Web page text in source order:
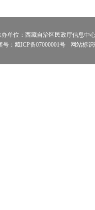
办单位：西藏自治区民政厅信息中
号：藏ICP备07000001号 网站标识